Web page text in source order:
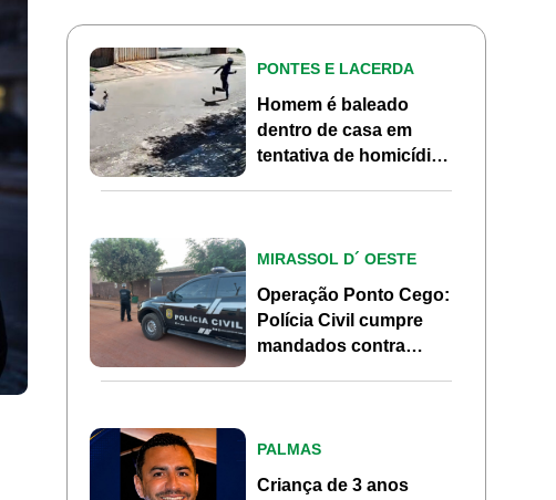
PONTES E LACERDA
Homem é baleado
dentro de casa em
tentativa de homicídio
MIRASSOL D´ OESTE
Operação Ponto Cego:
Polícia Civil cumpre
mandados contra
PALMAS
Criança de 3 anos